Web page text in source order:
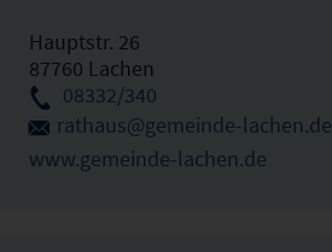
Hauptstr. 26
87760 Lachen
08332/340
rathaus@gemeinde-lachen.de
www.gemeinde-lachen.de